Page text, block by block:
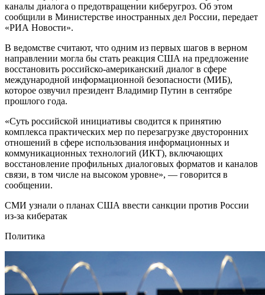
каналы диалога о предотвращении киберугроз. Об этом
сообщили в Министерстве иностранных дел России, передает
«РИА Новости».
В ведомстве считают, что одним из первых шагов в верном
направлении могла бы стать реакция США на предложение
восстановить российско-американский диалог в сфере
международной информационной безопасности (МИБ),
которое озвучил президент Владимир Путин в сентябре
прошлого года.
«Суть российской инициативы сводится к принятию
комплекса практических мер по перезагрузке двусторонних
отношений в сфере использования информационных и
коммуникационных технологий (ИКТ), включающих
восстановление профильных диалоговых форматов и каналов
связи, в том числе на высоком уровне», — говорится в
сообщении.
СМИ узнали о планах США ввести санкции против России
из-за кибератак
Политика